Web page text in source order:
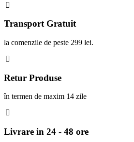
Transport Gratuit
la comenzile de peste 299 lei.
Retur Produse
în termen de maxim 14 zile
Livrare in 24 - 48 ore